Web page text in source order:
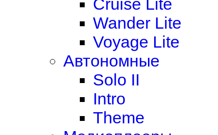
Cruise Lite
Wander Lite
Voyage Lite
Автономные
Solo II
Intro
Theme